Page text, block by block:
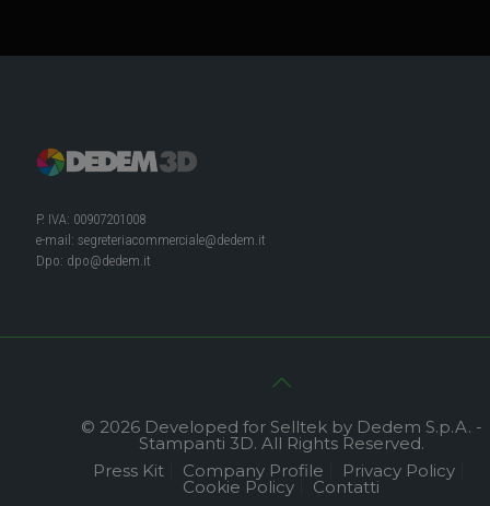
P. IVA: 00907201008
e-mail: segreteriacommerciale@dedem.it
Dpo: dpo@dedem.it
© 2026 Developed for Selltek by Dedem S.p.A. -
Stampanti 3D. All Rights Reserved.
Press Kit
Company Profile Privacy Policy
Cookie Policy Contatti